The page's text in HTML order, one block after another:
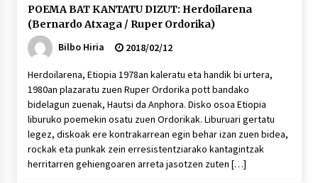
POEMA BAT KANTATU DIZUT: Herdoilarena
(Bernardo Atxaga / Ruper Ordorika)
Bilbo Hiria
2018/02/12
Herdoilarena, Etiopia 1978an kaleratu eta handik bi urtera,
1980an plazaratu zuen Ruper Ordorika pott bandako
bidelagun zuenak, Hautsi da Anphora. Disko osoa Etiopia
liburuko poemekin osatu zuen Ordorikak. Liburuari gertatu
legez, diskoak ere kontrakarrean egin behar izan zuen bidea,
rockak eta punkak zein erresistentziarako kantagintzak
herritarren gehiengoaren arreta jasotzen zuten […]